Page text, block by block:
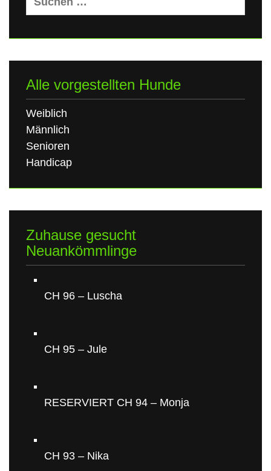
nach:
Alle vorgestellten Hunde
Weiblich
Männlich
Senioren
Handicap
Zuhause gesucht
Neuankömmlinge
CH 96 – Luscha
CH 95 – Jule
RESERVIERT CH 94 – Monja
CH 93 – Nika